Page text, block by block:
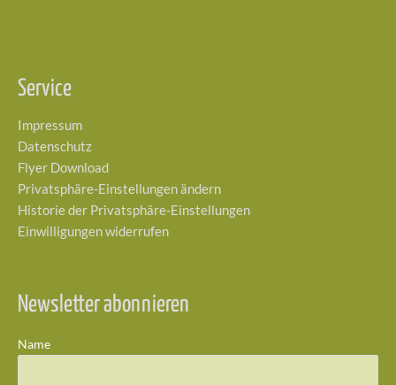
Service
Impressum
Datenschutz
Flyer Download
Privatsphäre-Einstellungen ändern
Historie der Privatsphäre-Einstellungen
Einwilligungen widerrufen
Newsletter abonnieren
Name